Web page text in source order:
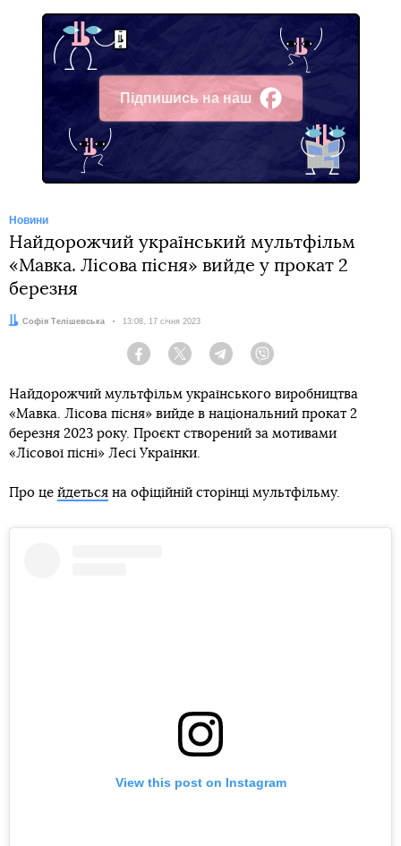
Підпишись на наш
Facebook
Новини
Найдорожчий український мультфільм
«Мавка. Лісова пісня» вийде у прокат 2
березня
Автор:
Софія Телішевська Дата:
13:08, 17 січня 2023
Facebook Twitter Telegram
Найдорожчий мультфільм українського виробництва
«Мавка. Лісова пісня» вийде в національний прокат 2
березня 2023 року. Проєкт створений за мотивами
«Лісової пісні» Лесі Українки.
Про це йдеться на офіційній сторінці мультфільму.
View this post on Instagram